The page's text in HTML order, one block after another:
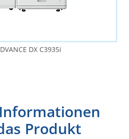
DX C3935i
Produkt